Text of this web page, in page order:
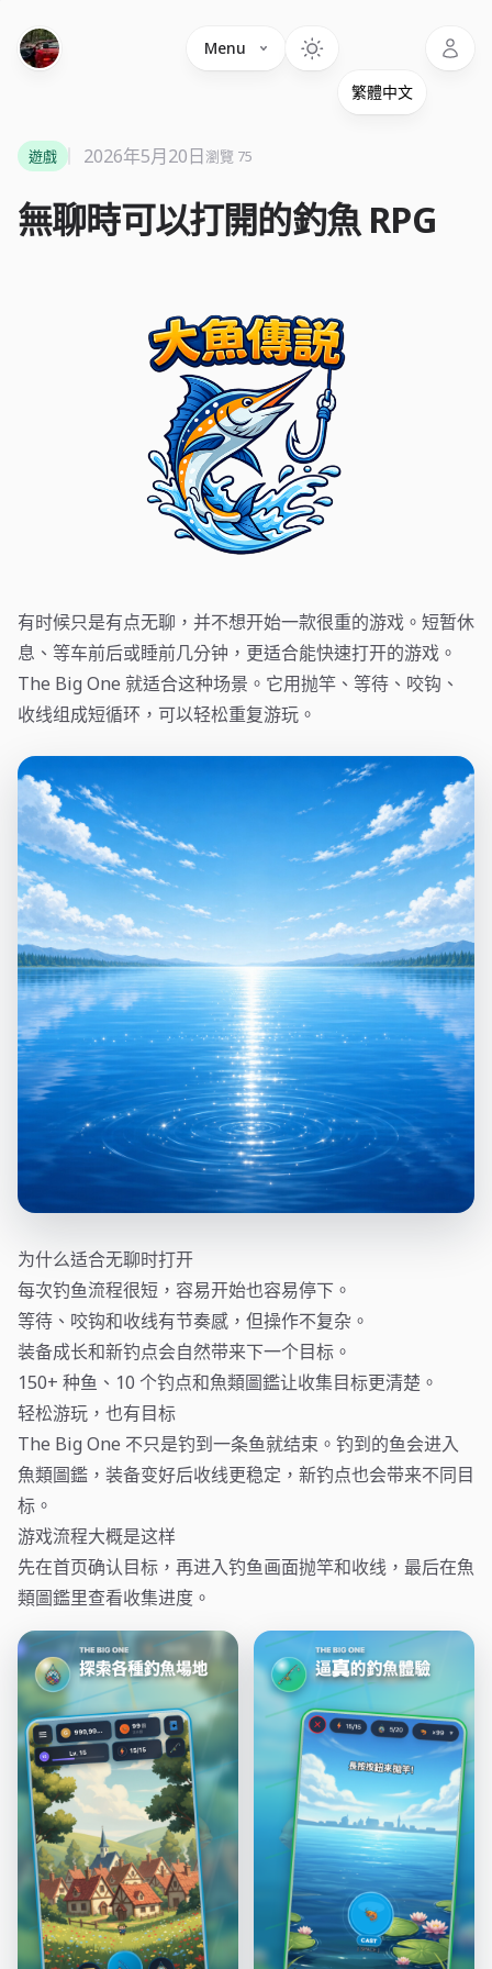
Menu
無聊時可以打開的釣魚 RPG
遊戲 2026年5月20日瀏覽 75
有时候只是有点无聊，并不想开始一款很重的游戏。短暂休
息、等车前后或睡前几分钟，更适合能快速打开的游戏。
The Big One 就适合这种场景。它用抛竿、等待、咬钩、
收线组成短循环，可以轻松重复游玩。
为什么适合无聊时打开
每次钓鱼流程很短，容易开始也容易停下。
等待、咬钩和收线有节奏感，但操作不复杂。
装备成长和新钓点会自然带来下一个目标。
150+ 种鱼、10 个钓点和魚類圖鑑让收集目标更清楚。
轻松游玩，也有目标
The Big One 不只是钓到一条鱼就结束。钓到的鱼会进入
魚類圖鑑，装备变好后收线更稳定，新钓点也会带来不同目
标。
游戏流程大概是这样
先在首页确认目标，再进入钓鱼画面抛竿和收线，最后在魚
類圖鑑里查看收集进度。